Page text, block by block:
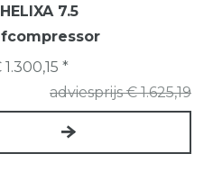
7.5
adviesprijs € 1.625,19
*